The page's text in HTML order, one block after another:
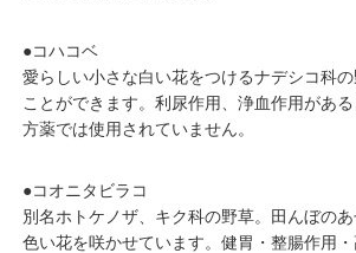
●コハコベ
愛らしい小さな白い花をつけるナデシコ科
ことができます。利尿作用、浄血作用があ
方薬では使用されていません。
●コオニタビラコ
別名ホトケノザ、キク科の野草。田んぼの
色い花を咲かせています。健胃・整腸作用